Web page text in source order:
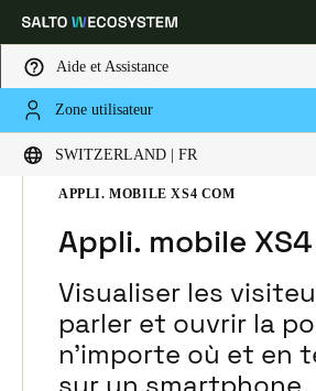
Aide et Assistance
Zone utilisateur
SWITZERLAND | FR
Sélectionnez vos paramètres de
Global Europe
Switzerland Français
Germany
Deutsch
HOME SOLUTIONS
APPLI. MOBILE XS4 COM
Appli. mobile
Visualiser les
parler et ouvrir la
n’importe où et en